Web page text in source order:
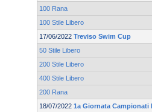
100 Rana
100 Stile Libero
17/06/2022 Treviso Swim Cup
50 Stile Libero
200 Stile Libero
400 Stile Libero
200 Rana
18/07/2022 1a Giornata